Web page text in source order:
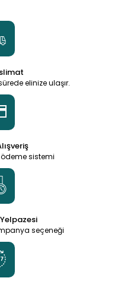
elinize ulaşır.
sistemi
seçeneği